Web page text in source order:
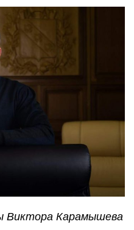
Виктора Карамышева